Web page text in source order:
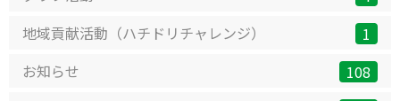
地域貢献活動（ハチドリチャレンジ）
1
お知らせ
108